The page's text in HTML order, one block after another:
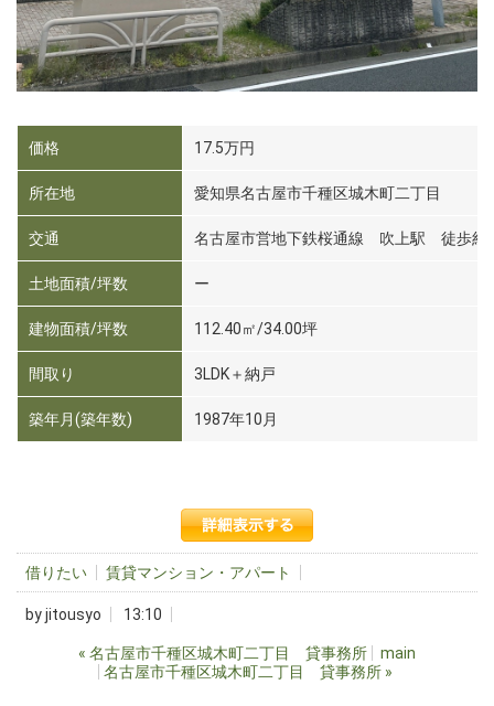
価格 17.5万円
所在地 愛知県名古屋市千種区城木町二丁目
交通 名古屋市営地下鉄桜通線 吹上駅 徒歩約
土地面積/坪数 ー
建物面積/坪数 112.40㎡/34.00坪
間取り 3LDK＋納戸
築年月(築年数) 1987年10月
借りたい 賃貸マンション・アパート
byjitousyo 13:10
« 名古屋市千種区城木町二丁目 貸事務所
main
名古屋市千種区城木町二丁目 貸事務所»